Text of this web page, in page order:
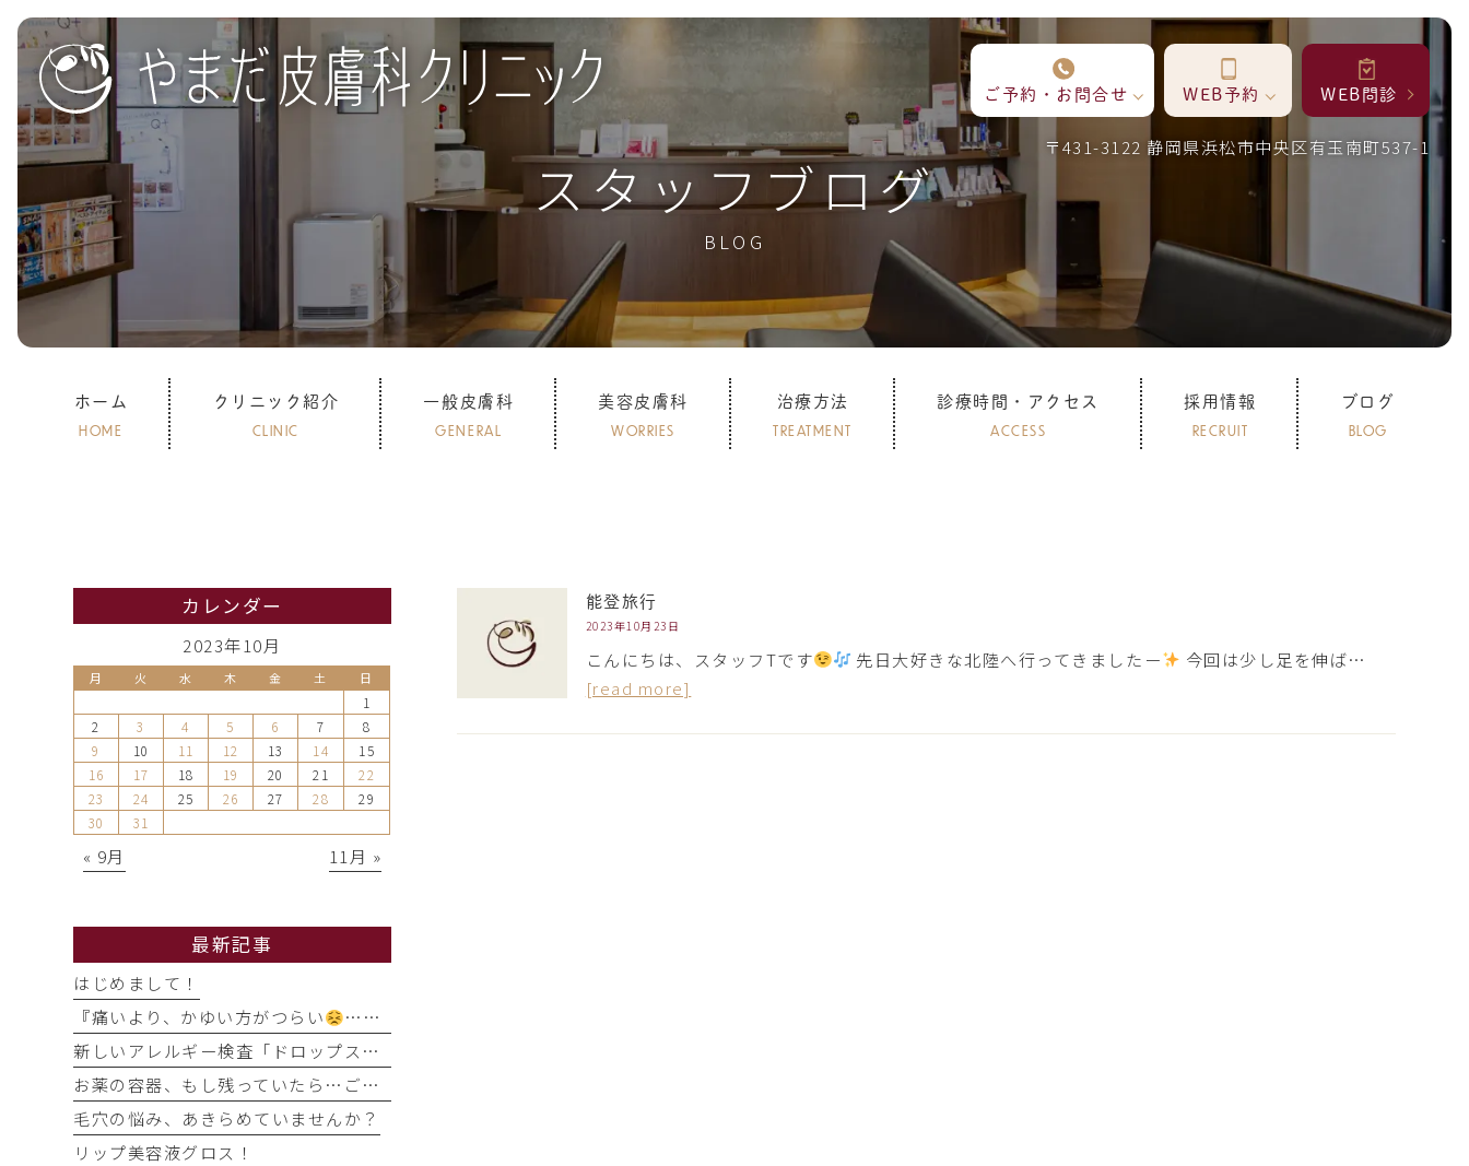
ご予約・お問合せ WEB予約 WEB問診
〒431-3122 静岡県浜松市中央区有玉南町537-1
スタッフブログ
BLOG
ホーム
HOME
クリニック紹介
CLINIC
一般皮膚科
GENERAL
美容皮膚科
WORRIES
治療方法
TREATMENT
診療時間・アクセス
ACCESS
採用情報
RECRUIT
ブログ
BLOG
能登旅行
2023年10月23日
こんにちは、スタッフTです 先日大好きな北陸へ行ってきましたー
今回は少し足を伸ば…
[read more]
カレンダー
2023年10月
月 火 水 木 金 土 日
1
2
3 4 5 6 7
8
9
10 11 12 13 14
15
16
17 18 19 20 21
22
23
24 25 26 27 28
29
30
31
« 9月 11月 »
最新記事
はじめまして！
『痛いより、かゆい方がつらい
…』そう感じるのには理由があります
新しいアレルギー検査「ドロップスクリーン」を導入しました！
お薬の容器、もし残っていたら…ご協力をお願いします
毛穴の悩み、あきらめていませんか？
リップ美容液グロス！